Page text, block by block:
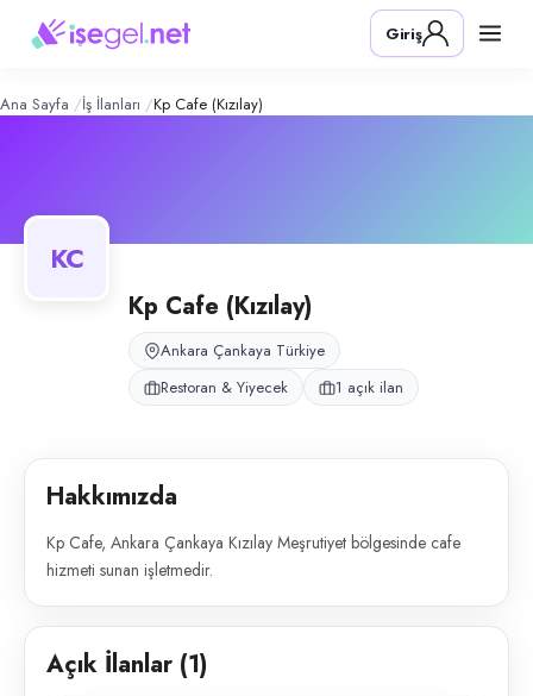
Cafe (Kızılay) – Şirket Profili
Konum:
Kp Cafe, Ankara Çankaya Kızılay Meşrutiyet bölgesinde cafe hizmeti
Giriş
Ana Sayfa İş İlanları Kp Cafe (Kızılay)
KC
Kp Cafe (Kızılay)
Ankara Çankaya Türkiye
Restoran & Yiyecek
1 açık ilan
Hakkımızda
Kp Cafe, Ankara Çankaya Kızılay Meşrutiyet bölgesinde cafe
hizmeti sunan işletmedir.
Açık İlanlar (1)